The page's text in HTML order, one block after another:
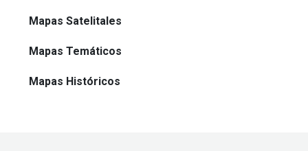
Mapas Satelitales
Mapas Temáticos
Mapas Históricos